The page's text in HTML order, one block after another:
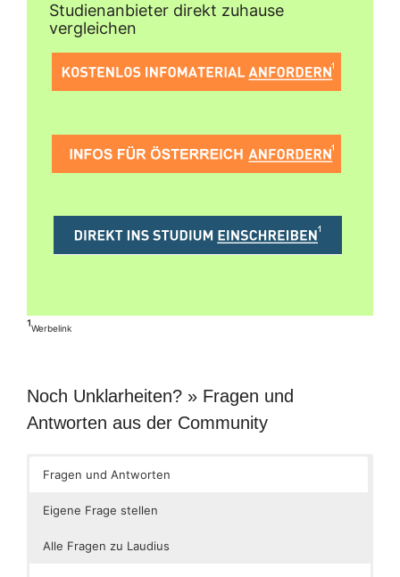
Studienanbieter direkt zuhause
vergleichen
¹Werbelink
Noch Unklarheiten? » Fragen und
Antworten aus der Community
Fragen und Antworten
Eigene Frage stellen
Alle Fragen zu Laudius